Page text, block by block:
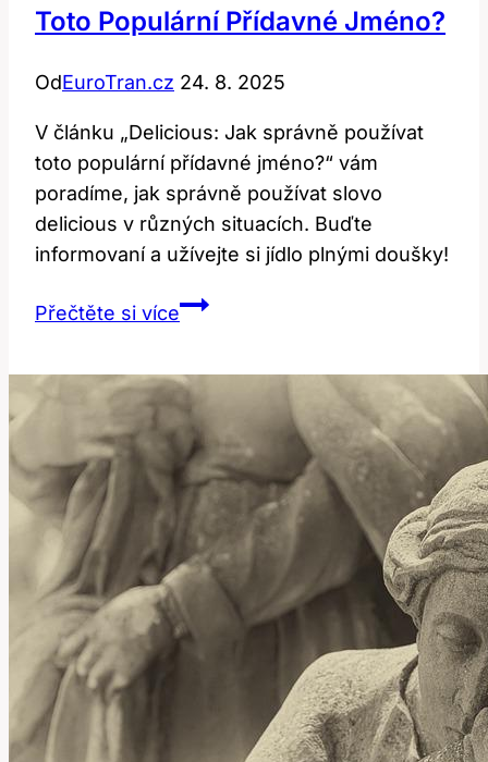
Toto Populární Přídavné Jméno?
OdEuroTran.cz 24. 8. 2025
V článku „Delicious: Jak správně používat
toto populární přídavné jméno?“ vám
poradíme, jak správně používat slovo
delicious v různých situacích. Buďte
informovaní a užívejte si jídlo plnými doušky!
Přečtěte si víceDelicious:
používat
toto
populární
přídavné